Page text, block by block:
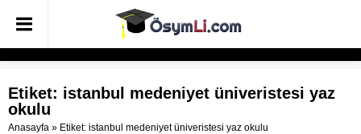
Etiket: istanbul medeniyet üniveristesi yaz
okulu
Anasayfa » Etiket: istanbul medeniyet üniveristesi yaz okulu